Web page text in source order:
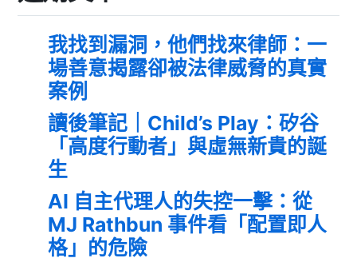
我找到漏洞，他們找來律師：一
場善意揭露卻被法律威脅的真實
案例
讀後筆記｜Child’s Play：矽谷
「高度行動者」與虛無新貴的誕
生
AI 自主代理人的失控一擊：從
MJ Rathbun 事件看「配置即人
格」的危險